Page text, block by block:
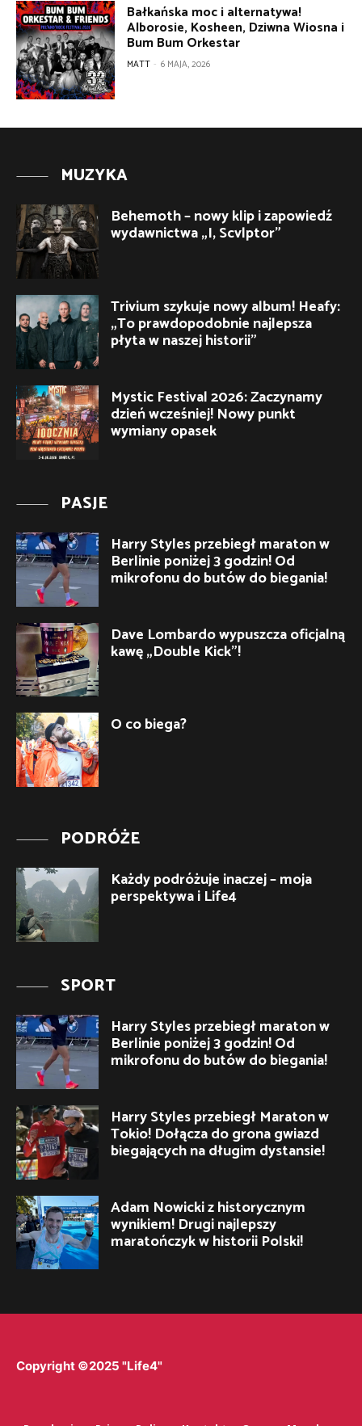
Bałkańska moc i alternatywa!
Alborosie, Kosheen, Dziwna Wiosna i
Bum Bum Orkestar
MATT - 6 MAJA, 2026
MUZYKA
Behemoth – nowy klip i zapowiedź
wydawnictwa „I, Scvlptor”
Trivium szykuje nowy album! Heafy:
„To prawdopodobnie najlepsza
płyta w naszej historii”
Mystic Festival 2026: Zaczynamy
dzień wcześniej! Nowy punkt
wymiany opasek
PASJE
Harry Styles przebiegł maraton w
Berlinie poniżej 3 godzin! Od
mikrofonu do butów do biegania!
Dave Lombardo wypuszcza oficjalną
kawę „Double Kick”!
O co biega?
PODRÓŻE
Każdy podróżuje inaczej – moja
perspektywa i Life4
SPORT
Harry Styles przebiegł maraton w
Berlinie poniżej 3 godzin! Od
mikrofonu do butów do biegania!
Harry Styles przebiegł Maraton w
Tokio! Dołącza do grona gwiazd
biegających na długim dystansie!
Adam Nowicki z historycznym
wynikiem! Drugi najlepszy
maratończyk w historii Polski!
Copyright ©2025 "Life4"